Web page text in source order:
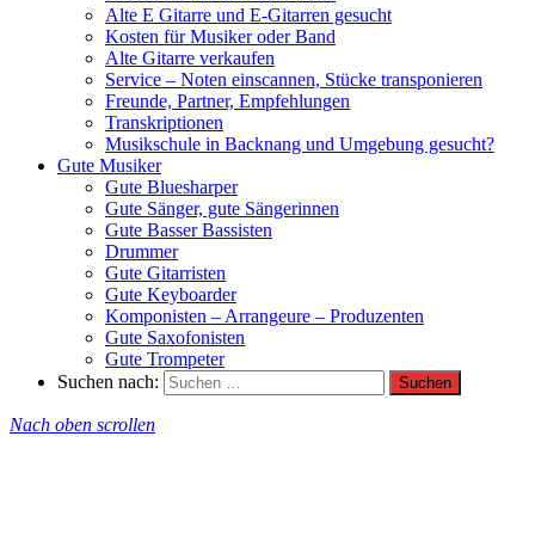
Alte E Gitarre und E-Gitarren gesucht
Kosten für Musiker oder Band
Alte Gitarre verkaufen
Service – Noten einscannen, Stücke transponieren
Freunde, Partner, Empfehlungen
Transkriptionen
Musikschule in Backnang und Umgebung gesucht?
Gute Musiker
Gute Bluesharper
Gute Sänger, gute Sängerinnen
Gute Basser Bassisten
Drummer
Gute Gitarristen
Gute Keyboarder
Komponisten – Arrangeure – Produzenten
Gute Saxofonisten
Gute Trompeter
Suchen nach:
Nach oben scrollen